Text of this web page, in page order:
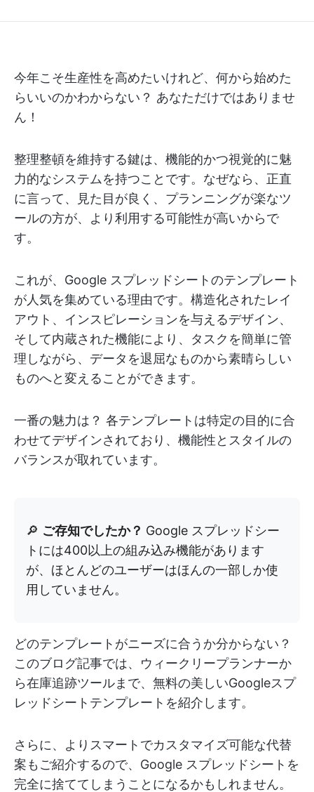
今年こそ生産性を高めたいけれど、何から始めた
らいいのかわからない？ あなただけではありませ
ん！
整理整頓を維持する鍵は、機能的かつ視覚的に魅
力的なシステムを持つことです。なぜなら、正直
に言って、見た目が良く、プランニングが楽なツ
ールの方が、より利用する可能性が高いからで
す。
これが、Google スプレッドシートのテンプレート
が人気を集めている理由です。構造化されたレイ
アウト、インスピレーションを与えるデザイン、
そして内蔵された機能により、タスクを簡単に管
理しながら、データを退屈なものから素晴らしい
ものへと変えることができます。
一番の魅力は？ 各テンプレートは特定の目的に合
わせてデザインされており、機能性とスタイルの
バランスが取れています。
🔎 ご存知でしたか？ Google スプレッドシー
トには400以上の組み込み機能があります
が、ほとんどのユーザーはほんの一部しか使
用していません。
どのテンプレートがニーズに合うか分からない？
このブログ記事では、ウィークリープランナーか
ら在庫追跡ツールまで、無料の美しいGoogleスプ
レッドシートテンプレートを紹介します。
さらに、よりスマートでカスタマイズ可能な代替
案もご紹介するので、Google スプレッドシートを
完全に捨ててしまうことになるかもしれません。